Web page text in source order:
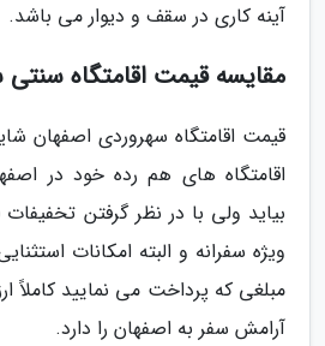
آینه کاری در سقف و دیوار می باشد.
مقایسه قیمت اقامتگاه
قیمت اقامتگاه سهروردی اصفهان
اقامتگاه های هم رده خود در
بیاید ولی با در نظر گرفتن
ویژه سفرانه و البته امکانات
مبلغی که پرداخت می نمایید
آرامش سفر به اصفهان را دارد.